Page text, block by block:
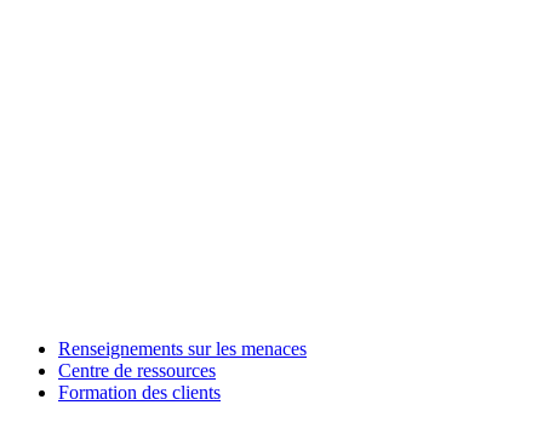
Renseignements sur les menaces
Centre de ressources
Formation des clients